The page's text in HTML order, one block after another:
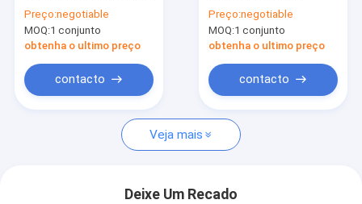
Fale Conosco
notícias
Pedir um orçamento
para grandes
caminhões de
mineração
Preço:negotiable
MOQ:1 conjunto
obtenha o ultimo preço
contacto
do Estator de Fio
Chato ODM para
Motores EV
Preço:negotiable
MOQ:1 conjunto
obtenha o ultimo preço
contacto
Veja mais
Deixe Um Recado